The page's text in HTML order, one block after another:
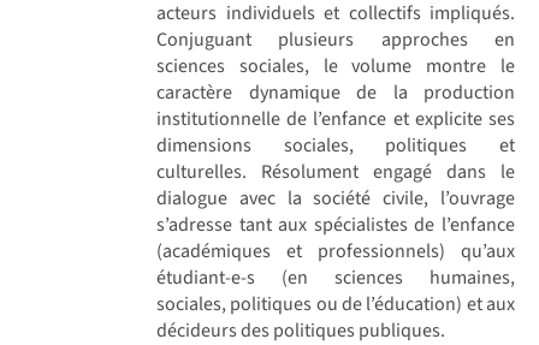
acteurs individuels et collectifs impliqués.
Conjuguant plusieurs approches en
sciences sociales, le volume montre le
caractère dynamique de la production
institutionnelle de l’enfance et explicite ses
dimensions sociales, politiques et
culturelles. Résolument engagé dans le
dialogue avec la société civile, l’ouvrage
s’adresse tant aux spécialistes de l’enfance
(académiques et professionnels) qu’aux
étudiant-e-s (en sciences humaines,
sociales, politiques ou de l’éducation) et aux
décideurs des politiques publiques.